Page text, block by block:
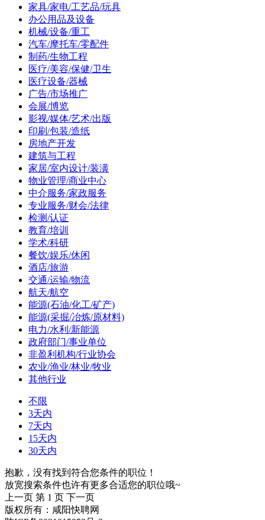
家具/家电/工艺品/玩具
办公用品及设备
机械/设备/重工
汽车/摩托车/零配件
制药/生物工程
医疗/美容/保健/卫生
医疗设备/器械
广告/市场推广
会展/博览
影视/媒体/艺术/出版
印刷/包装/造纸
房地产开发
建筑与工程
家居/室内设计/装潢
物业管理/商业中心
中介服务/家政服务
专业服务/财会/法律
检测/认证
教育/培训
学术/科研
餐饮/娱乐/休闲
酒店/旅游
交通/运输/物流
航天/航空
能源(石油/化工/矿产)
能源(采掘/冶炼/原材料)
电力/水利/新能源
政府部门/事业单位
非盈利机构/行业协会
农业/渔业/林业/牧业
其他行业
不限
3天内
7天内
15天内
30天内
抱歉，没有找到符合您条件的职位！
放宽搜索条件也许有更多合适您的职位哦~
上一页 第 1 页 下一页
版权所有：咸阳快聘网